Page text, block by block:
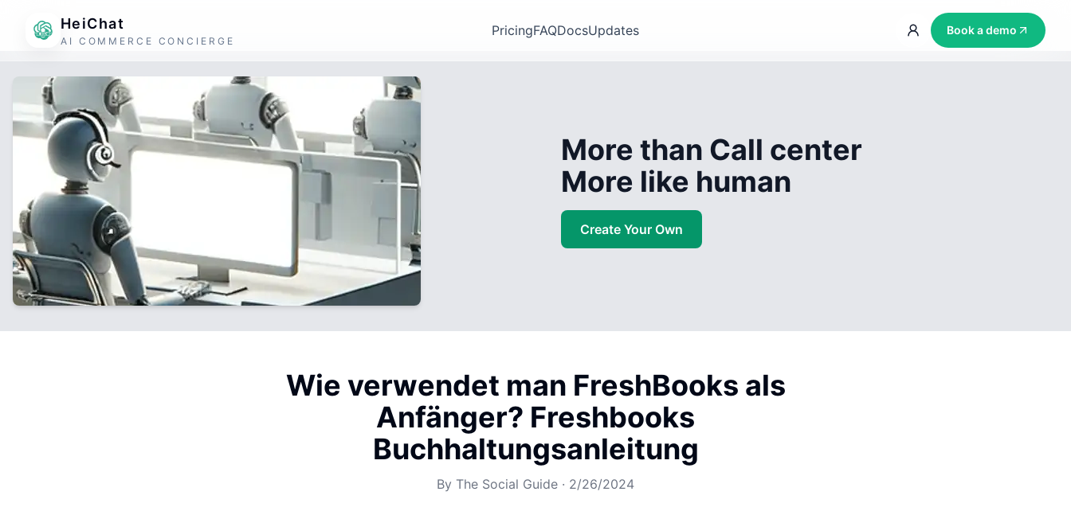
HeiChat
AI COMMERCE CONCIERGE
PricingFAQDocsUpdates Book a demo
More than Call center
More like human
Create Your Own
Wie verwendet man FreshBooks als
Anfänger? Freshbooks
Buchhaltungsanleitung
By The Social Guide · 2/26/2024